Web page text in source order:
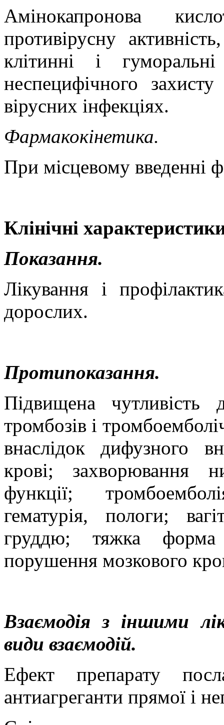
Амінокапронова
противірусну
клітинні і
неспецифічного
вірусних інфекціях.
Фармакокінетика.
При місцевому введенні
Клінічні
Показання.
Лікування і
дорослих.
Протипоказання.
Підвищена чутливість
тромбозів і
внаслідок дифузного
крові; захворювання
функції;
гематурія, пологи;
груддю; тяжка форма
порушення мозкового
Взаємодія з іншими
види взаємодій.
Ефект препарату
антиагреганти прямої і